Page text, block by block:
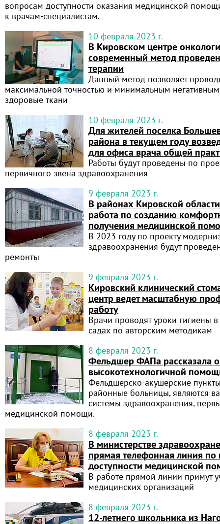
вопросам доступности оказания медицинской
к врачам-специалистам.
10 февраля 2023 г.
В Кировском центре
современный метод
терапии
Данный метод позволяет
максимальной точностью и минимальным
здоровые ткани
10 февраля 2023 г.
Для жителей поселка
района в текущем году
для офиса врача общей
Работы будут проведены по
первичного звена здравоохранения
9 февраля 2023 г.
В районах Кировской
работа по созданию
получения медицинской
В 2023 году по проекту
здравоохранения будут
ремонты
9 февраля 2023 г.
Кировский клинический
центр ведет масштабную
работу
Врачи проводят уроки гигиены
садах по авторским методикам
8 февраля 2023 г.
Фельдшер ФАПа рассказала о
высокотехнологичной
Фельдшерско-акушерские
районные больницы, являются
системы здравоохранения,
медицинской помощи.
8 февраля 2023 г.
В министерстве
прямая телефонная линия по
доступности медицинской
В работе прямой линии примут
медицинских организаций
8 февраля 2023 г.
12-летнего школьника из